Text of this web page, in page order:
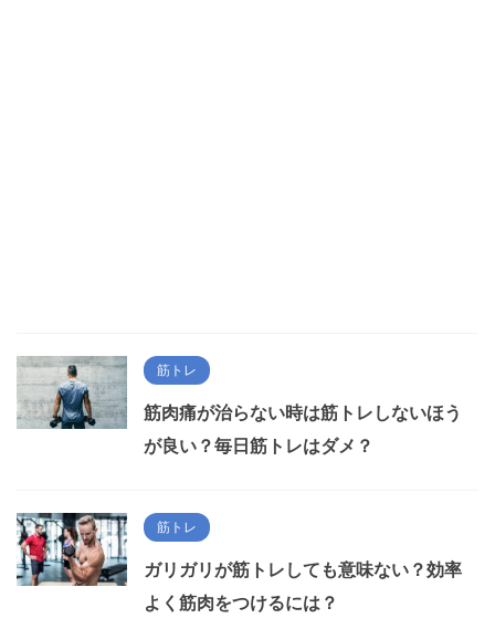
筋トレ
筋肉痛が治らない時は筋トレしないほう
が良い？毎日筋トレはダメ？
筋トレ
ガリガリが筋トレしても意味ない？効率
よく筋肉をつけるには？